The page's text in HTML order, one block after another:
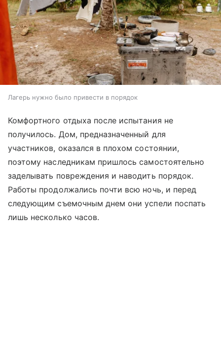
Лагерь нужно было привести в порядок
Комфортного отдыха после испытания не
получилось. Дом, предназначенный для
участников, оказался в плохом состоянии,
поэтому наследникам пришлось самостоятельно
заделывать повреждения и наводить порядок.
Работы продолжались почти всю ночь, и перед
следующим съемочным днем они успели поспать
лишь несколько часов.